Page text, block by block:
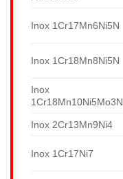
Inox 1Cr17Mn6Ni5N
Inox 1Cr18Mn8Ni5N
Inox
1Cr18Mn10Ni5Mo3N
Inox 2Cr13Mn9Ni4
Inox 1Cr17Ni7